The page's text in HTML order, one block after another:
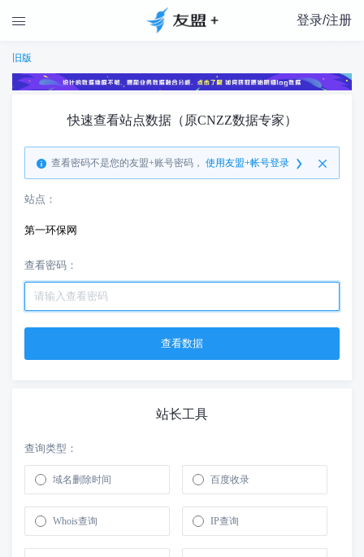
 登录/注册
旧版
快速查看站点数据（原CNZZ数据专家）
查看密码不是您的友盟+账号密码， 使用友盟+帐号登录
站点：
第一环保网
查看密码：
站长工具
查询类型：
域名删除时间 百度收录
Whois查询 IP查询